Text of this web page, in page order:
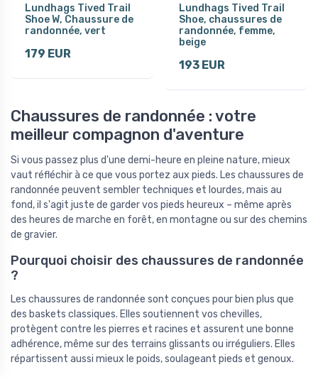
Lundhags Tived Trail
Shoe W, Chaussure de
randonnée, vert
179 EUR
Lundhags Tived Trail
Shoe, chaussures de
randonnée, femme,
beige
193 EUR
Chaussures de randonnée : votre
meilleur compagnon d'aventure
Si vous passez plus d'une demi-heure en pleine nature, mieux
vaut réfléchir à ce que vous portez aux pieds. Les chaussures de
randonnée peuvent sembler techniques et lourdes, mais au
fond, il s'agit juste de garder vos pieds heureux – même après
des heures de marche en forêt, en montagne ou sur des chemins
de gravier.
Pourquoi choisir des chaussures de randonnée
?
Les chaussures de randonnée sont conçues pour bien plus que
des baskets classiques. Elles soutiennent vos chevilles,
protègent contre les pierres et racines et assurent une bonne
adhérence, même sur des terrains glissants ou irréguliers. Elles
répartissent aussi mieux le poids, soulageant pieds et genoux.